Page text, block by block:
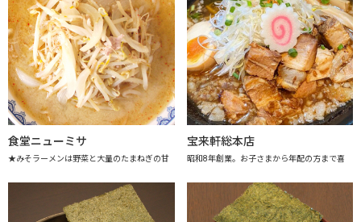
食堂ニューミサ
★みそラーメンは野菜と大量のたまねぎの甘
宝来軒総本店
昭和8年創業。お子さまから年配の方まで喜